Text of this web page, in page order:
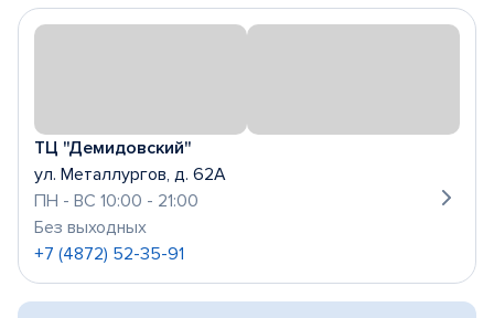
ТЦ "Демидовский"
ул. Металлургов, д. 62А
ПН - ВС 10:00 - 21:00
Без выходных
+7 (4872) 52-35-91